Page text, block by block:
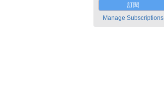
訂閱
Manage Subscriptions